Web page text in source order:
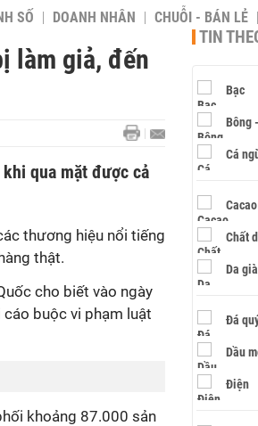
SỐ DOANH NHÂN CHUỖI - BÁN LẺ
làm giả, đến
qua mặt được cả
thương hiệu nổi tiếng
thật.
cho biết vào ngày
buộc vi phạm luật
khoảng 87.000 sản
TIN
Bạc
Bông
Cá
Cacao
Chất
Da
Đá
Dầu
Điện